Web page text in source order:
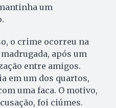
um
o crime ocorreu na
após um
entre amigos.
em um dos quartos,
uma faca. O motivo,
foi ciúmes.